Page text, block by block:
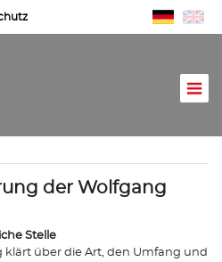
der Wolfgang
Stelle
klärt über die Art, den Umfang und